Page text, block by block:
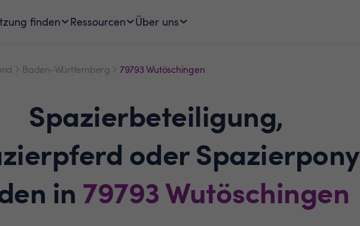
finden Ressourcen Über uns
Baden-Württemberg 79793 Wutöschingen
Spazierbeteiligung,
oder Spazierpony
in 79793Wutöschingen